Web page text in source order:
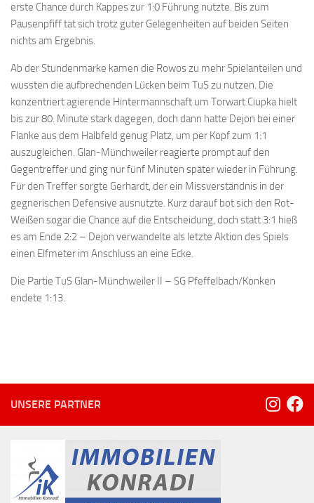
erste Chance durch Kappes zur 1:0 Führung nutzte. Bis zum
Pausenpfiff tat sich trotz guter Gelegenheiten auf beiden Seiten
nichts am Ergebnis.
Ab der Stundenmarke kamen die Rowos zu mehr Spielanteilen und
wussten die aufbrechenden Lücken beim TuS zu nutzen. Die
konzentriert agierende Hintermannschaft um Torwart Ciupka hielt
bis zur 80. Minute stark dagegen, doch dann hatte Dejon bei einer
Flanke aus dem Halbfeld genug Platz, um per Kopf zum 1:1
auszugleichen. Glan-Münchweiler reagierte prompt auf den
Gegentreffer und ging nur fünf Minuten später wieder in Führung.
Für den Treffer sorgte Gerhardt, der ein Missverständnis in der
gegnerischen Defensive ausnutzte. Kurz darauf bot sich den Rot-
Weißen sogar die Chance auf die Entscheidung, doch statt 3:1 hieß
es am Ende 2:2 – Dejon verwandelte als letzte Aktion des Spiels
einen Elfmeter im Anschluss an eine Ecke.
Die Partie TuS Glan-Münchweiler II – SG Pfeffelbach/Konken
endete 1:13.
UNSERE PARTNER